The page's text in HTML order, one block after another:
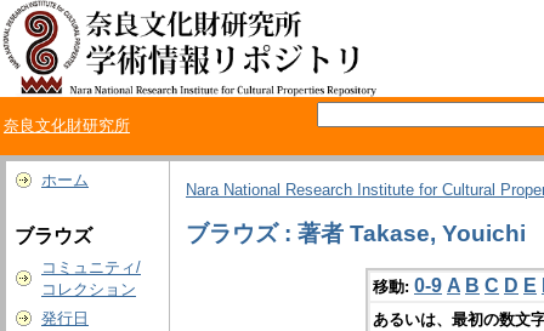
奈良文化財研究所
ホーム
ブラウズ
コミュニティ/
コレクション
発行日
Nara National Research Institute for Cultural
ブラウズ : 著者 Takase, Youichi
移動: 0-9 A B C D E
あるいは、最初の数文